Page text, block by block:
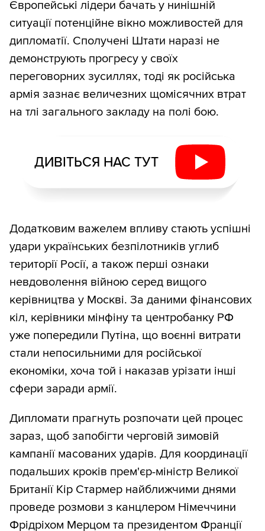
Європейські лідери бачать у нинішній
ситуації потенційне вікно можливостей для
дипломатії. Сполучені Штати наразі не
демонструють прогресу у своїх
переговорних зусиллях, тоді як російська
армія зазнає величезних щомісячних втрат
на тлі загального закладу на полі бою.
ДИВІТЬСЯ НАС ТУТ
Додатковим важелем впливу стають успішні
удари українських безпілотників углиб
території Росії, а також перші ознаки
невдоволення війною серед вищого
керівництва у Москві. За даними фінансових
кіл, керівники мінфіну та центробанку РФ
уже попередили Путіна, що воєнні витрати
стали непосильними для російської
економіки, хоча той і наказав урізати інші
сфери заради армії.
Дипломати прагнуть розпочати цей процес
зараз, щоб запобігти черговій зимовій
кампанії масованих ударів. Для координації
подальших кроків прем'єр-міністр Великої
Британії Кір Стармер найближчими днями
проведе розмови з канцлером Німеччини
Фрідріхом Мерцом та президентом Франції